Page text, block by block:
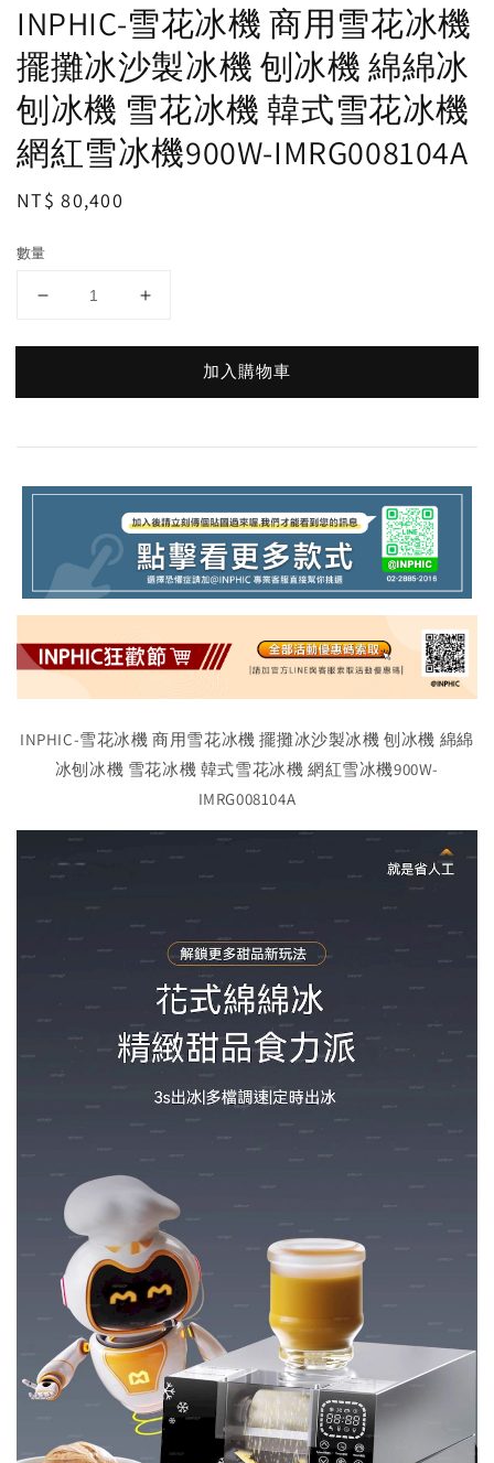
INPHIC-雪花冰機 商用雪花冰機
擺攤冰沙製冰機 刨冰機 綿綿冰
刨冰機 雪花冰機 韓式雪花冰機
網紅雪冰機900W-IMRG008104A
Regular
NT$ 80,400
數量
加入購物車
INPHIC-雪花冰機 商用雪花冰機 擺攤冰沙製冰機 刨冰機 綿綿
冰刨冰機 雪花冰機 韓式雪花冰機 網紅雪冰機900W-
IMRG008104A